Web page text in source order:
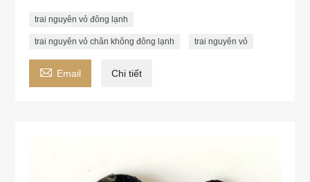
trai nguyên vỏ đông lạnh
trai nguyên vỏ chân không đông lạnh trai nguyên vỏ
 Email Chi tiết